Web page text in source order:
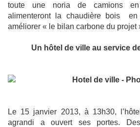
toute une noria de camions
alimenteront la chaudière bois en
améliorer « le bilan carbone du projet
Un hôtel de ville au service
Le 15 janvier 2013, à 13h30,
agrandi a ouvert ses portes.